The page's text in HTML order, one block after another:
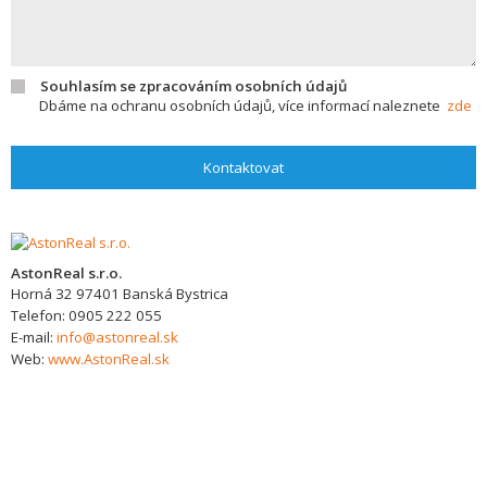
Souhlasím se zpracováním osobních údajů
Dbáme na ochranu osobních údajů, více informací naleznete zde
Kontaktovat
AstonReal s.r.o.
Horná 32 97401 Banská Bystrica
Telefon: 0905 222 055
E-mail: info@astonreal.sk
Web: www.AstonReal.sk